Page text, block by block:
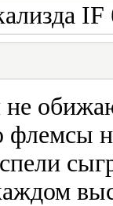
IF
не
флемсы